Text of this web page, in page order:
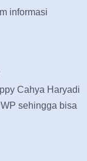
informasi
Cahya Haryadi
sehingga bisa